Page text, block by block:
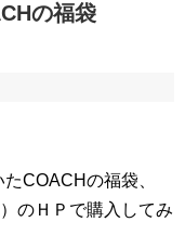
の福袋
COACHの福袋、
のＨＰで購入してみ